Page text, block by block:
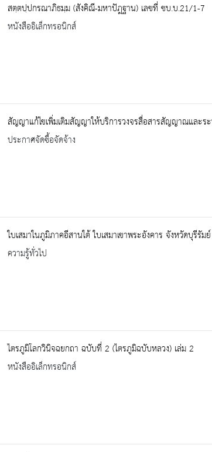
สตฺตปฺปกรณาภิธมฺม (สังคิณี-มหาปัฎฐาน) เลขที่ ชบ.บ.21/1-7
หนังสืออิเล็กทรอนิกส์
สัญญาแก้ไขเพิ่มเติมสัญญาให้บริการวงจรสื่อสารสัญญาณและร
ประกาศจัดซื้อจัดจ้าง
ใบเสมาในภูมิภาคอีสานใต้ ใบเสมาเขาพระอังคาร จังหวัดบุรีรัมย์
ความรู้ทั่วไป
ไตรภูมิโลกวินิจฉยกถา ฉบับที่ 2 (ไตรภูมิฉบับหลวง) เล่ม 2
หนังสืออิเล็กทรอนิกส์